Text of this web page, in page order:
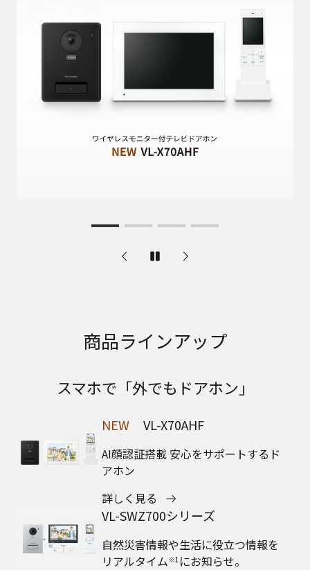
商品ラインアップ
スマホで「外でもドアホン」
NEW VL-X70AHF
AI顔認証搭載 安心をサポートするド
アホン
詳しく見る
VL-SWZ700シリーズ
自然災害情報や生活に役立つ情報を
リアルタイム※1 にお知らせ。